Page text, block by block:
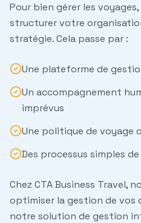
Pour bien gérer les voyages
structurer votre
stratégie. Cela passe par :
Une plateforme de
Un accompagnement
imprévus
Une politique de voyage
Des processus simples
Chez CTA Business Travel,
optimiser la gestion de vos
notre solution de gestion